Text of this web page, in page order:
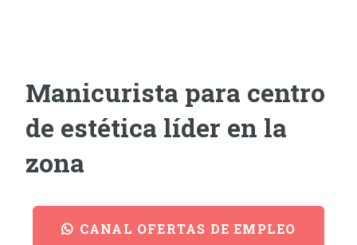
Manicurista para centro
de estética líder en la
zona
CANAL OFERTAS DE EMPLEO